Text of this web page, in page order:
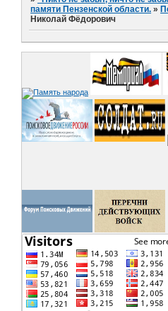
памяти Пензенской области. »
Николай Фёдорович